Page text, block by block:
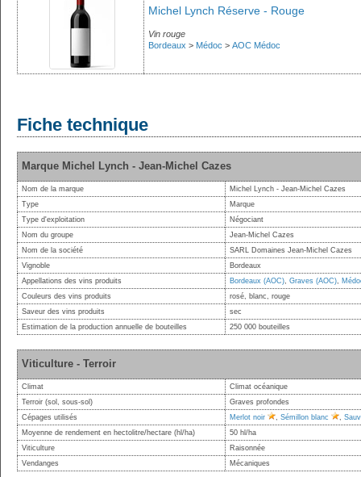
Michel Lynch Réserve - Rouge
Vin rouge
Bordeaux > Médoc > AOC Médoc
Fiche technique
Marque Michel Lynch - Jean-Michel Cazes
Nom de la marque
Michel Lynch - Jean-Michel Cazes
Type
Marque
Type d'exploitation
Négociant
Nom du groupe
Jean-Michel Cazes
Nom de la société
SARL Domaines Jean-Michel Cazes
Vignoble
Bordeaux
Appellations des vins produits
Bordeaux (AOC), Graves (AOC),
Couleurs des vins produits
rosé, blanc, rouge
Saveur des vins produits
sec
Estimation de la production annuelle de bouteilles
250 000 bouteilles
Viticulture - Terroir
Climat
Climat océanique
Terroir (sol, sous-sol)
Graves profondes
Cépages utilisés
Merlot noir , Sémillon blanc ,
Moyenne de rendement en hectolitre/hectare (hl/ha)
50 hl/ha
Viticulture
Raisonnée
Vendanges
Mécaniques